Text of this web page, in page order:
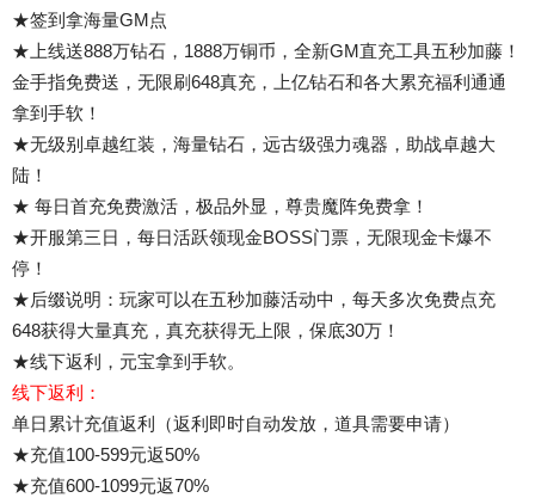
★签到拿海量GM点
★上线送888万钻石，1888万铜币，全新GM直充工具五秒加藤！
金手指免费送，无限刷648真充，上亿钻石和各大累充福利通通
拿到手软！
★无级别卓越红装，海量钻石，远古级强力魂器，助战卓越大
陆！
★ 每日首充免费激活，极品外显，尊贵魔阵免费拿！
★开服第三日，每日活跃领现金BOSS门票，无限现金卡爆不
停！
★后缀说明：玩家可以在五秒加藤活动中，每天多次免费点充
648获得大量真充，真充获得无上限，保底30万！
★线下返利，元宝拿到手软。
线下返利：
单日累计充值返利（返利即时自动发放，道具需要申请）
★充值100-599元返50%
★充值600-1099元返70%